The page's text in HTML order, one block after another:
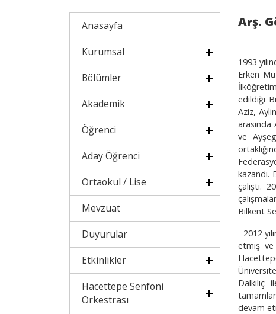
Anasayfa
Kurumsal
Bölümler
Akademik
Öğrenci
Aday Öğrenci
Ortaokul / Lise
Mevzuat
Duyurular
Etkinlikler
Hacettepe Senfoni
Orkestrası
Arş.
1993
Erken
edildiği
Aziz,
ve
kazandı.
çalıştı.
Bilkent
2012
etmiş ve
devam